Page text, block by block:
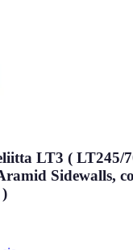
LT3 ( LT245/
Sidewalls,